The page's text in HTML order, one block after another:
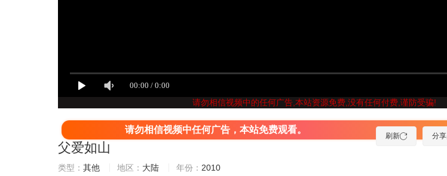
请勿相信视频中的任何广告,本站资源免费,没有任何付费,谨防受骗!
刷新 分享
请勿相信视频中任何广告，本站免费观看。
父爱如山
类型： 其他 地区： 大陆 年份： 2010